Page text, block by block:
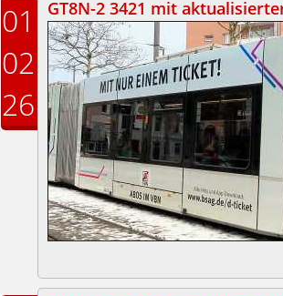
01
02
26
GT8N-2 3421 mit